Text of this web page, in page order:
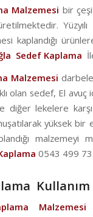
Malzemesi bir
kaplandığı
Sedef Kaplama
Malzemesi
olan sedef, El
diğer lekelere
yüksek bir
malzemeyi
0543 499
Kullanım
Malzemesi